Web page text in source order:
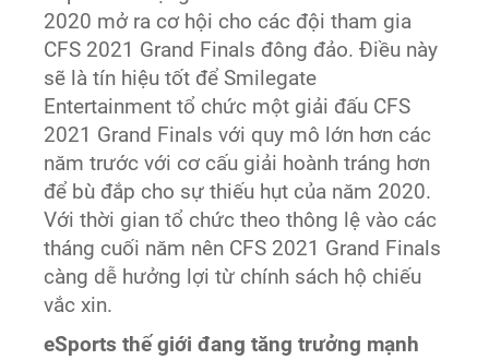
2020 mở ra cơ hội cho các đội tham gia
CFS 2021 Grand Finals đông đảo. Điều này
sẽ là tín hiệu tốt để Smilegate
Entertainment tổ chức một giải đấu CFS
2021 Grand Finals với quy mô lớn hơn các
năm trước với cơ cấu giải hoành tráng hơn
để bù đắp cho sự thiếu hụt của năm 2020.
Với thời gian tổ chức theo thông lệ vào các
tháng cuối năm nên CFS 2021 Grand Finals
càng dễ hưởng lợi từ chính sách hộ chiếu
vắc xin.
eSports thế giới đang tăng trưởng mạnh